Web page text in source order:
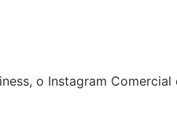
o Instagram